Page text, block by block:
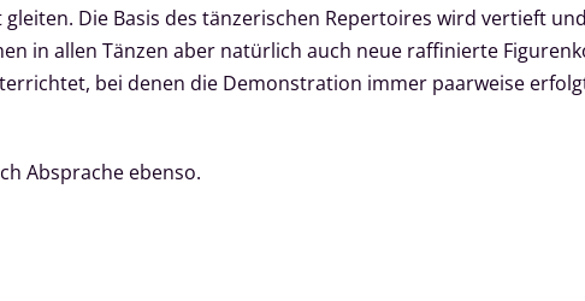
Die Basis des tänzerischen Repertoires wird vertieft
in allen Tänzen aber natürlich auch neue raffinierte
bei denen die Demonstration immer paarweise
Absprache ebenso.